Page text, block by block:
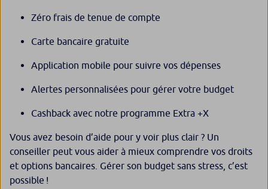
Zéro frais de tenue de compte
Carte bancaire gratuite
Application mobile pour suivre vos dépenses
Alertes personnalisées pour gérer votre budget
Cashback avec notre programme Extra +X
Vous avez besoin d’aide pour y voir plus clair ? Un
conseiller peut vous aider à mieux comprendre vos droits
et options bancaires. Gérer son budget sans stress, c’est
possible !